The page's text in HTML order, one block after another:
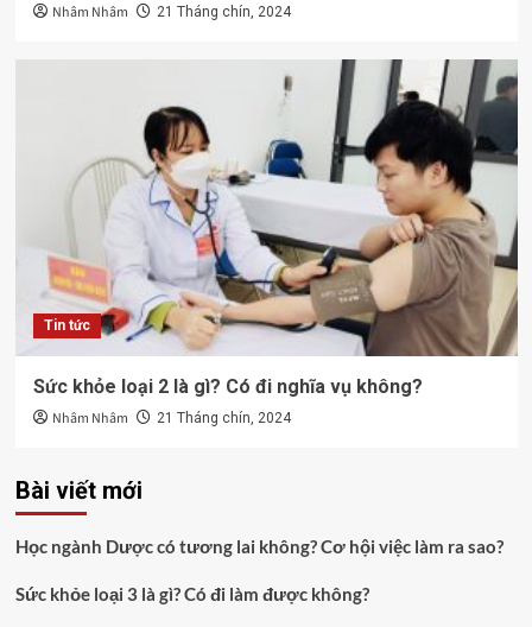
Nhâm Nhâm 21 Tháng chín, 2024
Tin tức
Sức khỏe loại 2 là gì? Có đi nghĩa vụ không?
Nhâm Nhâm 21 Tháng chín, 2024
Bài viết mới
Học ngành Dược có tương lai không? Cơ hội việc làm ra sao?
Sức khỏe loại 3 là gì? Có đi làm được không?